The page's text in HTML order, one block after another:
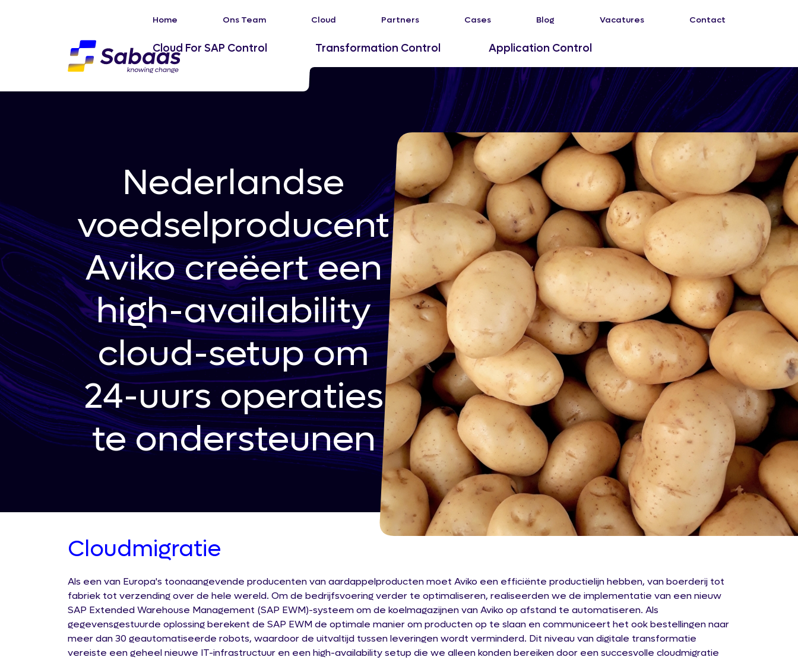
Home Ons Team Cloud Partners Cases Blog Vacatures Contact
Cloud For SAP Control Transformation Control Application Control
Nederlandse
voedselproducent
Aviko creëert een
high-availability
cloud-setup om
24-uurs operaties
te ondersteunen
Cloudmigratie
Als een van Europa's toonaangevende producenten van aardappelproducten moet Aviko een efficiënte productielijn hebben, van boerderij tot
fabriek tot verzending over de hele wereld. Om de bedrijfsvoering verder te optimaliseren, realiseerden we de implementatie van een nieuw
SAP Extended Warehouse Management (SAP EWM)-systeem om de koelmagazijnen van Aviko op afstand te automatiseren. Als
gegevensgestuurde oplossing berekent de SAP EWM de optimale manier om producten op te slaan en communiceert het ook bestellingen naar
meer dan 30 geautomatiseerde robots, waardoor de uitvaltijd tussen leveringen wordt verminderd. Dit niveau van digitale transformatie
vereiste een geheel nieuwe IT-infrastructuur en een high-availability setup die we alleen konden bereiken door een succesvolle cloudmigratie